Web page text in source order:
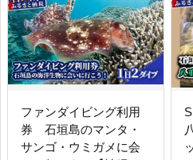
ファンダイビング利用
券 石垣島のマンタ・
サンゴ・ウミガメに会